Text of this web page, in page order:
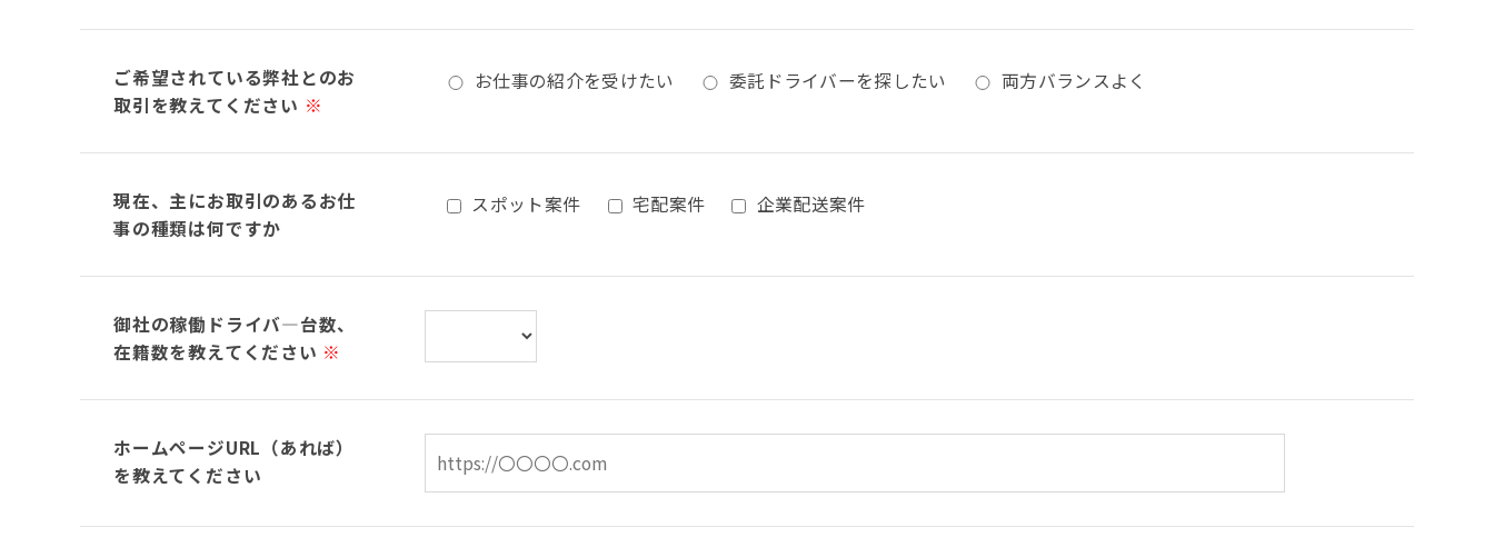
ご希望されている弊社とのお
取引を教えてください ※
お仕事の紹介を受けたい 委託ドライバーを探したい 両方バランスよく
現在、主にお取引のあるお仕
事の種類は何ですか
スポット案件 宅配案件 企業配送案件
御社の稼働ドライバ―台数、
在籍数を教えてください ※
ホームページURL（あれば）
を教えてください